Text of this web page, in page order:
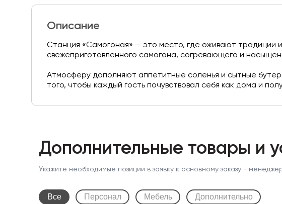
Описание
Станция «Самогоная» — это место, где оживают традиции
свежеприготовленного самогона, согревающего и
Атмосферу дополняют аппетитные соленья и сытные
того, чтобы каждый гость почувствовал себя как дома и
Дополнительные товары и
Укажите необходимые позиции в заявку к основному заказу -
Все Персонал Мебель Дополнительно